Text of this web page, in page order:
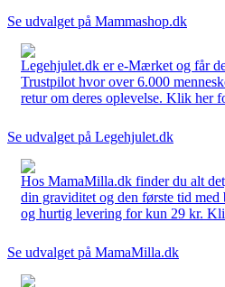
Se udvalget på Mammashop.dk
Legehjulet.dk er e-Mærket og får
Trustpilot hvor over 6.000
retur om deres oplevelse. Klik her
Se udvalget på Legehjulet.dk
Hos MamaMilla.dk finder du alt
din graviditet og den første tid med
og hurtig levering for kun 29 kr.
Se udvalget på MamaMilla.dk